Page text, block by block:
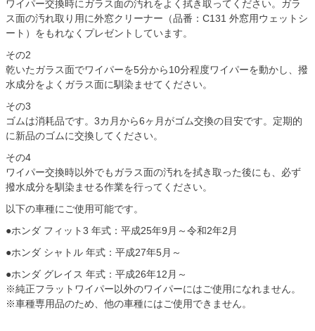
ワイパー交換時にガラス面の汚れをよく拭き取ってください。ガラ
ス面の汚れ取り用に外窓クリーナー（品番：C131 外窓用ウェットシ
ート）をもれなくプレゼントしています。
その2
乾いたガラス面でワイパーを5分から10分程度ワイパーを動かし、撥
水成分をよくガラス面に馴染ませてください。
その3
ゴムは消耗品です。3カ月から6ヶ月がゴム交換の目安です。定期的
に新品のゴムに交換してください。
その4
ワイパー交換時以外でもガラス面の汚れを拭き取った後にも、必ず
撥水成分を馴染ませる作業を行ってください。
以下の車種にご使用可能です。
●ホンダ フィット3 年式：平成25年9月～令和2年2月
●ホンダ シャトル 年式：平成27年5月～
●ホンダ グレイス 年式：平成26年12月～
※純正フラットワイパー以外のワイパーにはご使用になれません。
※車種専用品のため、他の車種にはご使用できません。